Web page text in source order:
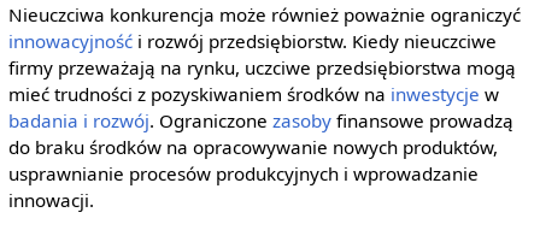
Nieuczciwa konkurencja może również poważnie ograniczyć
innowacyjnośći rozwój przedsiębiorstw. Kiedy nieuczciwe
firmy przeważają na rynku, uczciwe przedsiębiorstwa mogą
mieć trudności z pozyskiwaniem środków na inwestycje w
badania i rozwój. Ograniczone zasobyfinansowe prowadzą
do braku środków na opracowywanie nowych produktów,
usprawnianie procesów produkcyjnych i wprowadzanie
innowacji.